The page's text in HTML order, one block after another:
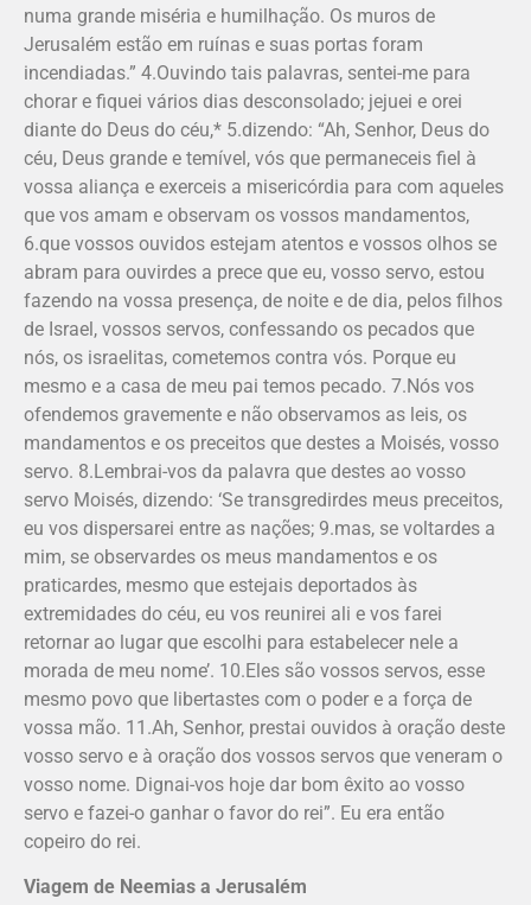
numa grande miséria e humilhação. Os muros de
Jerusalém estão em ruínas e suas portas foram
incendiadas.” 4.Ouvindo tais palavras, sentei-me para
chorar e fiquei vários dias desconsolado; jejuei e orei
diante do Deus do céu,* 5.dizendo: “Ah, Senhor, Deus do
céu, Deus grande e temível, vós que permaneceis fiel à
vossa aliança e exerceis a misericórdia para com aqueles
que vos amam e observam os vossos mandamentos,
6.que vossos ouvidos estejam atentos e vossos olhos se
abram para ouvirdes a prece que eu, vosso servo, estou
fazendo na vossa presença, de noite e de dia, pelos filhos
de Israel, vossos servos, confessando os pecados que
nós, os israelitas, cometemos contra vós. Porque eu
mesmo e a casa de meu pai temos pecado. 7.Nós vos
ofendemos gravemente e não observamos as leis, os
mandamentos e os preceitos que destes a Moisés, vosso
servo. 8.Lembrai-vos da palavra que destes ao vosso
servo Moisés, dizendo: ‘Se transgredirdes meus preceitos,
eu vos dispersarei entre as nações; 9.mas, se voltardes a
mim, se obser­­var­des os meus mandamentos e os
praticardes, mesmo que estejais deportados às
extremidades do céu, eu vos reunirei ali e vos farei
retornar ao lugar que escolhi para estabelecer nele a
morada de meu nome’. 10.Eles são vossos servos, esse
mesmo povo que libertastes com o poder e a força de
vossa mão. 11.Ah, Senhor, prestai ouvidos à oração deste
vosso servo e à oração dos vossos servos que veneram o
vosso nome. Dignai-vos hoje dar bom êxito ao vos­so
servo e fazei-o ganhar o favor do rei”. Eu era então
copeiro do rei.
Viagem de Neemias a Jerusalém